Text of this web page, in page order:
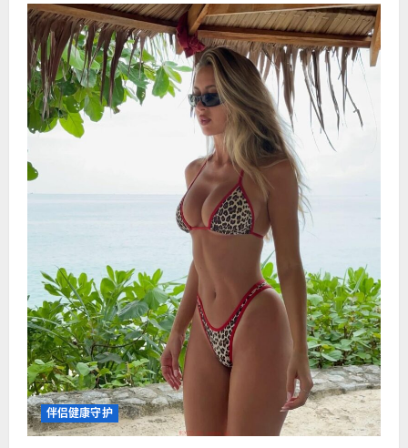
根
葱
就
能
够
做
到
马
上
壮
伴侣健康守护